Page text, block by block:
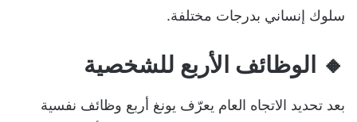
سلوك إنساني بدرجات مختلفة.
🔸 الوظائف الأربع للشخصية
بعد تحديد الاتجاه العام يعرّف يونغ أربع وظائف نفسية